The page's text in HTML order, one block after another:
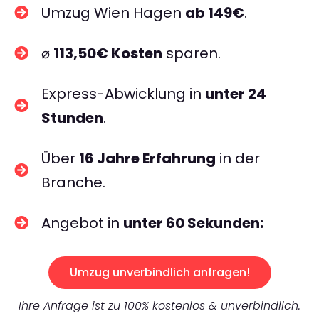
Umzug Wien Hagen ab 149€.
⌀ 113,50€ Kosten sparen.
Express-Abwicklung in unter 24
Stunden.
Über 16 Jahre Erfahrung in der
Branche.
Angebot in unter 60 Sekunden:
Umzug unverbindlich anfragen!
Ihre Anfrage ist zu 100% kostenlos & unverbindlich.